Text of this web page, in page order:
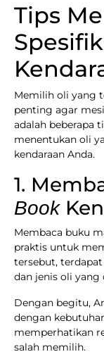
Tips
Memilih oli yang
penting agar
adalah beberapa
menentukan oli
kendaraan Anda.
1.
Book
Membaca buku
praktis untuk
tersebut,
dan jenis oli yang
Dengan begitu,
dengan
memperhatikan
salah memilih.